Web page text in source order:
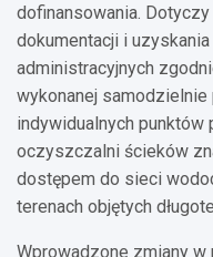
dofinansowania.
dokumentacji i
administracyjnych
wykonanej
indywidualnych
oczyszczalni ścieków
dostępem do sieci
terenach objętych
Wprowadzone zmiany